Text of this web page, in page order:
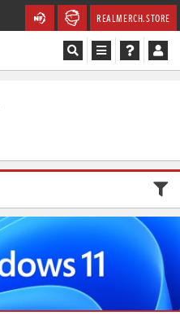
REALMERCH.STORE